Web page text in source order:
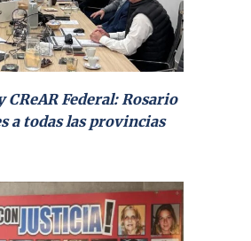
CReAR Federal: Rosario
a todas las provincias